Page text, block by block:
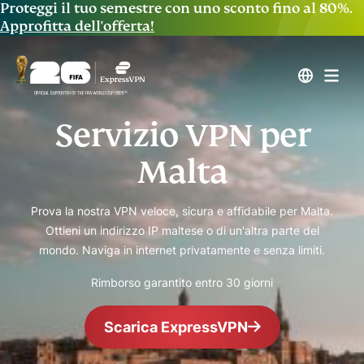
Proteggi il tuo semestre con uno sconto fino al 80%.
Approfitta dell'offerta!
Servizio VPN per
Malta
Prova la nostra VPN veloce, sicura e affidabile per Malta.
Ottieni un indirizzo IP maltese o di un'altra parte del
mondo. Naviga in internet privatamente e senza limiti.
Rimborso garantito entro 30 giorni
Scarica ExpressVPN